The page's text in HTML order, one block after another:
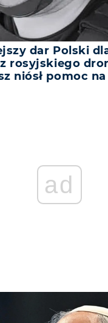
dar Polski
rosyjskiego
niósł pomoc
ad